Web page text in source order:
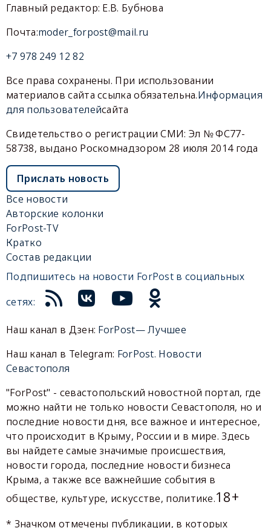
Главный редактор: Е.В. Бубнова
Почта:moder_forpost@mail.ru
+7 978 249 12 82
Все права сохранены. При использовании
материалов сайта ссылка обязательна.Информация
для пользователейсайта
Свидетельство о регистрации СМИ: Эл № ФС77-
58738, выдано Роскомнадзором 28 июля 2014 года
Прислать новость
Все новости
Авторские колонки
ForPost-TV
Кратко
Состав редакции
Подпишитесь на новости ForPost в социальных
сетях:
Наш канал в Дзен: ForPost— Лучшее
Наш канал в Telegram: ForPost. Новости
Севастополя
"ForPost" - севастопольский новостной портал, где
можно найти не только новости Севастополя, но и
последние новости дня, все важное и интересное,
что происходит в Крыму, России и в мире. Здесь
вы найдете самые значимые происшествия,
новости города, последние новости бизнеса
Крыма, а также все важнейшие события в
обществе, культуре, искусстве, политике.18+
* Значком отмечены публикации, в которых